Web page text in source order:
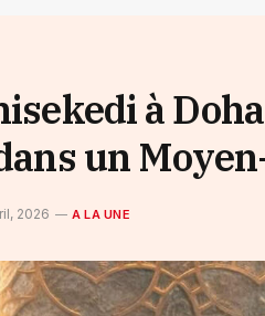
à
un
2026 A LA UNE